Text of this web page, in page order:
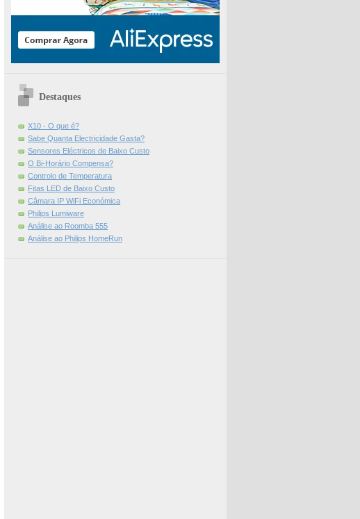
Destaques
X10 - O que é?
Sabe Quanta Electricidade Gasta?
Sensores Eléctricos de Baixo Custo
O Bi-Horário Compensa?
Controlo de Temperatura
Fitas LED de Baixo Custo
Câmara IP WiFi Económica
Philips Lumiware
Análise ao Roomba 555
Análise ao Philips HomeRun